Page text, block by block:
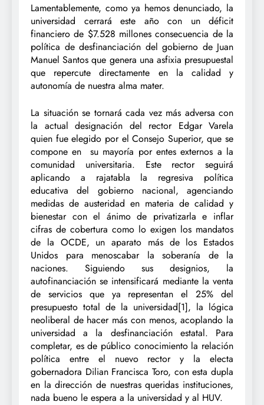
Lamentablemente, como ya hemos denunciado, la
universidad cerrará este año con un déficit
financiero de $7.528 millones consecuencia de la
política de desfinanciación del gobierno de Juan
Manuel Santos que genera una asfixia presupuestal
que repercute directamente en la calidad y
autonomía de nuestra alma mater.
La situación se tornará cada vez más adversa con
la actual designación del rector Edgar Varela
quien fue elegido por el Consejo Superior, que se
compone en su mayoría por entes externos a la
comunidad universitaria. Este rector seguirá
aplicando a rajatabla la regresiva política
educativa del gobierno nacional, agenciando
medidas de austeridad en materia de calidad y
bienestar con el ánimo de privatizarla e inflar
cifras de cobertura como lo exigen los mandatos
de la OCDE, un aparato más de los Estados
Unidos para menoscabar la soberanía de la
naciones. Siguiendo sus designios, la
autofinanciación se intensificará mediante la venta
de servicios que ya representan el 25% del
presupuesto total de la universidad[1], la lógica
neoliberal de hacer más con menos, acoplando la
universidad a la desfinanciación estatal. Para
completar, es de público conocimiento la relación
política entre el nuevo rector y la electa
gobernadora Dilian Francisca Toro, con esta dupla
en la dirección de nuestras queridas instituciones,
nada bueno le espera a la universidad y al HUV.